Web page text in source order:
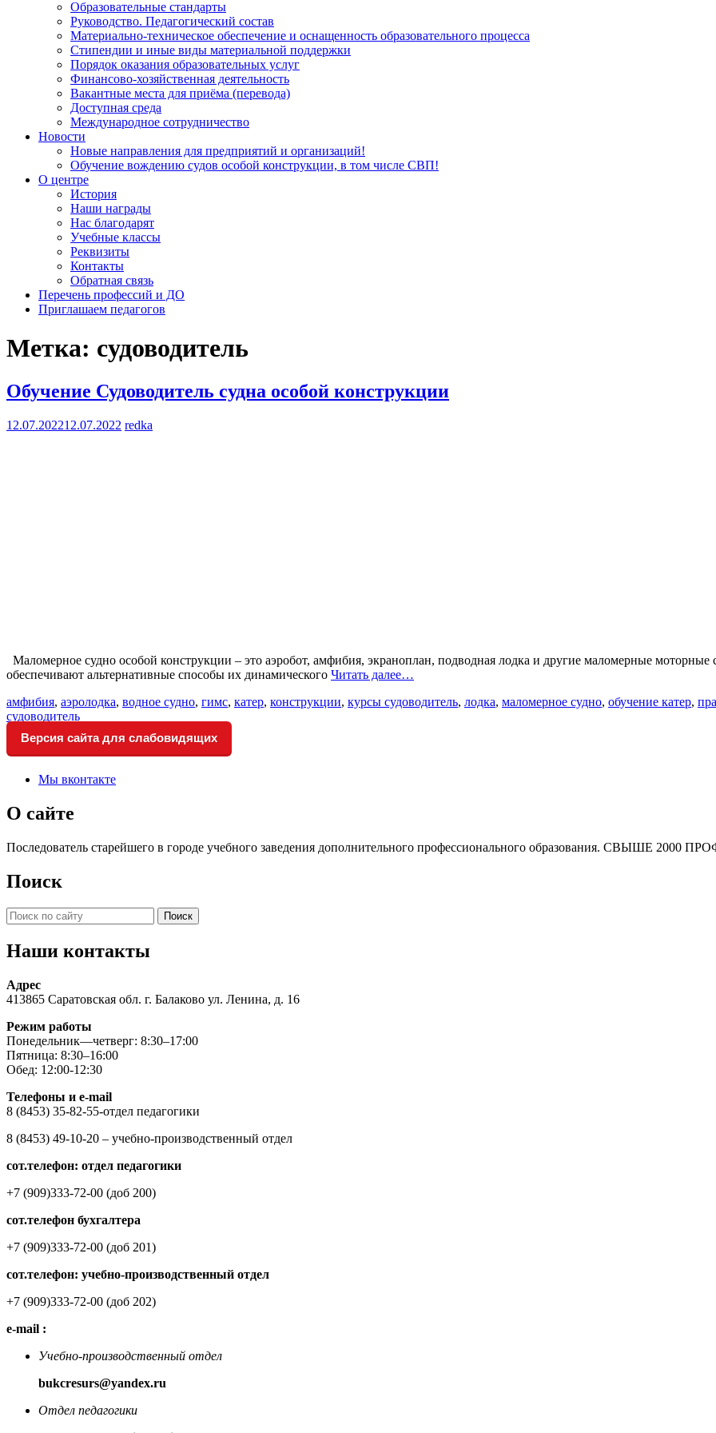
Образовательные стандарты
Руководство. Педагогический состав
Материально-техническое обеспечение и оснащенность образовательного процесса
Стипендии и иные виды материальной поддержки
Порядок оказания образовательных услуг
Финансово-хозяйственная деятельность
Вакантные места для приёма (перевода)
Доступная среда
Международное сотрудничество
Новости
Новые направления для предприятий и организаций!
Обучение вождению судов особой конструкции, в том числе СВП!
О центре
История
Наши награды
Нас благодарят
Учебные классы
Реквизиты
Контакты
Обратная связь
Перечень профессий и ДО
Приглашаем педагогов
Метка: судоводитель
Обучение Судоводитель судна особой конструкции
12.07.202212.07.2022 redka
Маломерное судно особой конструкции – это аэробот, амфибия, экраноплан, подводная лодка и другие маломерные
обеспечивают альтернативные способы их динамического Читать далее…
амфибия, аэролодка, водное судно, гимс, катер, конструкции, курсы судоводитель, лодка, маломерное судно, обучение катер,
судоводитель
Версия сайта для слабовидящих
Мы вконтакте
О сайте
Последователь старейшего в городе учебного заведения дополнительного профессионального образования. СВЫШЕ 2000
Поиск
Искать:
Наши контакты
Адрес
413865 Саратовская обл. г. Балаково ул. Ленина, д. 16
Режим работы
Понедельник—четверг: 8:30–17:00
Пятница: 8:30–16:00
Обед: 12:00-12:30
Телефоны и e-mail
8 (8453) 35-82-55-отдел педагогики
8 (8453) 49-10-20 – учебно-производственный отдел
сот.телефон: отдел педагогики
+7 (909)333-72-00 (доб 200)
сот.телефон бухгалтера
+7 (909)333-72-00 (доб 201)
сот.телефон: учебно-производственный отдел
+7 (909)333-72-00 (доб 202)
e-mail :
Учебно-производственный отдел
bukcresurs@yandex.ru
Отдел педагогики